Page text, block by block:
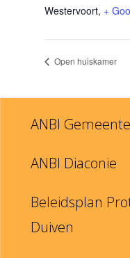
Westervoort, +
Open huiskamer
ANBI Gemeente
ANBI Diaconie
Beleidsplan
Duiven